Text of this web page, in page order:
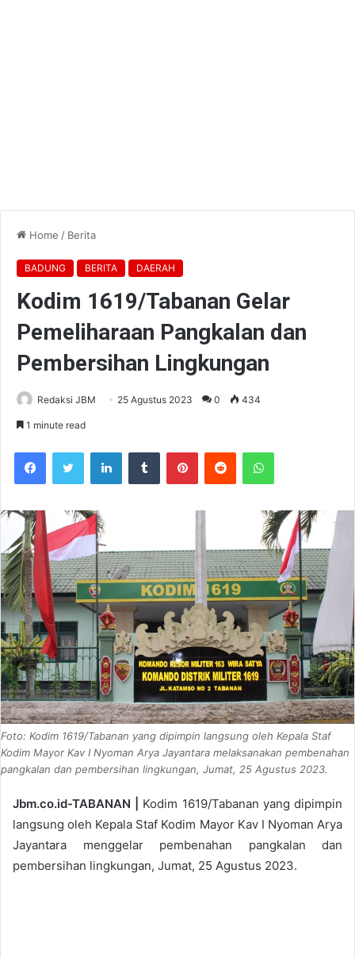
Home / Berita
BADUNG BERITA DAERAH
Kodim 1619/Tabanan Gelar
Pemeliharaan Pangkalan dan
Pembersihan Lingkungan
Redaksi JBM 25 Agustus 2023 0 434
1 minute read
Foto: Kodim 1619/Tabanan yang dipimpin langsung oleh Kepala Staf
Kodim Mayor Kav I Nyoman Arya Jayantara melaksanakan pembenahan
pangkalan dan pembersihan lingkungan, Jumat, 25 Agustus 2023.
Jbm.co.id-TABANAN |
Kodim 1619/Tabanan yang dipimpin
langsung oleh Kepala Staf Kodim Mayor Kav I Nyoman Arya
Jayantara menggelar pembenahan pangkalan dan
pembersihan lingkungan, Jumat, 25 Agustus 2023.